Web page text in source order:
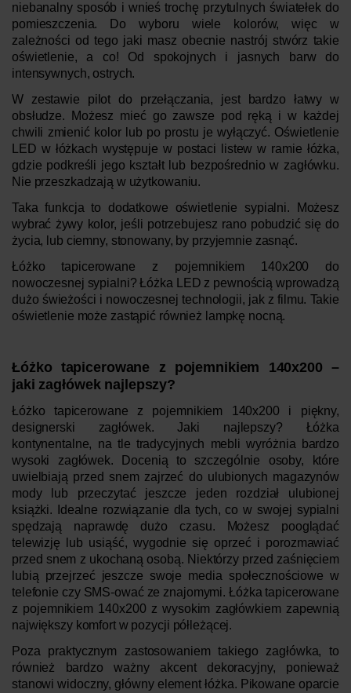
niebanalny sposób i wnieś trochę przytulnych światełek do
pomieszczenia. Do wyboru wiele kolorów, więc w
zależności od tego jaki masz obecnie nastrój stwórz takie
oświetlenie, a co! Od spokojnych i jasnych barw do
intensywnych, ostrych.
W zestawie pilot do przełączania, jest bardzo łatwy w
obsłudze. Możesz mieć go zawsze pod ręką i w każdej
chwili zmienić kolor lub po prostu je wyłączyć. Oświetlenie
LED w łóżkach występuje w postaci listew w ramie łóżka,
gdzie podkreśli jego kształt lub bezpośrednio w zagłówku.
Nie przeszkadzają w użytkowaniu.
Taka funkcja to dodatkowe oświetlenie sypialni. Możesz
wybrać żywy kolor, jeśli potrzebujesz rano pobudzić się do
życia, lub ciemny, stonowany, by przyjemnie zasnąć.
Łóżko tapicerowane z pojemnikiem 140x200 do
nowoczesnej sypialni? Łóżka LED z pewnością wprowadzą
dużo świeżości i nowoczesnej technologii, jak z filmu. Takie
oświetlenie może zastąpić również lampkę nocną.
Łóżko tapicerowane z pojemnikiem 140x200 –
jaki zagłówek najlepszy?
Łóżko tapicerowane z pojemnikiem 140x200 i piękny,
designerski zagłówek. Jaki najlepszy? Łóżka
kontynentalne, na tle tradycyjnych mebli wyróżnia bardzo
wysoki zagłówek. Docenią to szczególnie osoby, które
uwielbiają przed snem zajrzeć do ulubionych magazynów
mody lub przeczytać jeszcze jeden rozdział ulubionej
książki. Idealne rozwiązanie dla tych, co w swojej sypialni
spędzają naprawdę dużo czasu. Możesz pooglądać
telewizję lub usiąść, wygodnie się oprzeć i porozmawiać
przed snem z ukochaną osobą. Niektórzy przed zaśnięciem
lubią przejrzeć jeszcze swoje media społecznościowe w
telefonie czy SMS-ować ze znajomymi.Łóżka tapicerowane
z pojemnikiem 140x200 z wysokim zagłówkiem zapewnią
największy komfort w pozycji półleżącej.
Poza praktycznym zastosowaniem takiego zagłówka, to
również bardzo ważny akcent dekoracyjny, ponieważ
stanowi widoczny, główny element łóżka. Pikowane oparcie